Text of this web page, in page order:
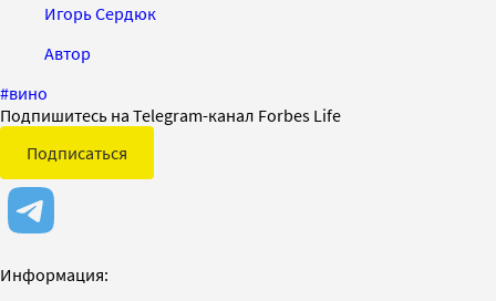
Игорь Сердюк
Автор
#вино
Подпишитесь на Telegram-канал Forbes Life
Подписаться
Информация: